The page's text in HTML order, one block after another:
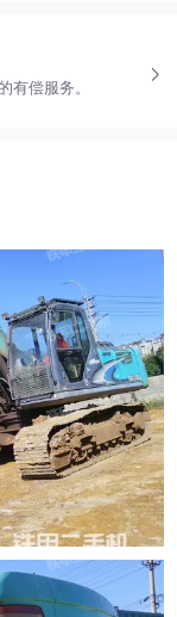
有偿服务。